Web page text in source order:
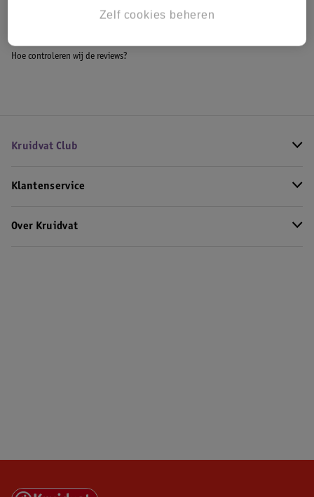
Alle Nepnagels
Hoe controleren wij de reviews?
Kruidvat Club
Klantenservice
Over Kruidvat
Zelf cookies beheren